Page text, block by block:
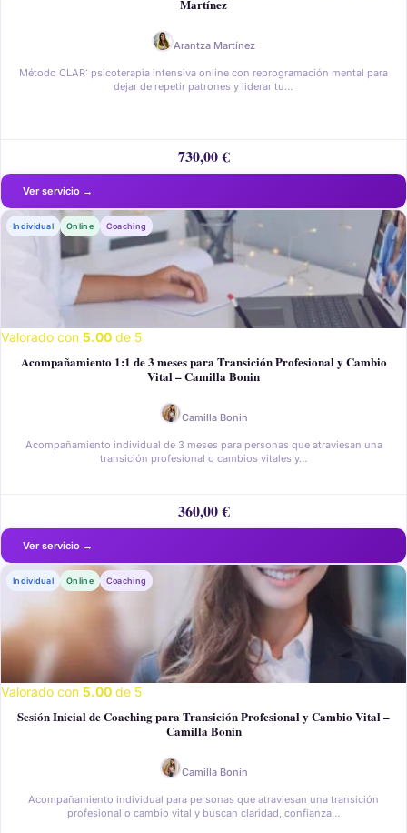
Martínez
Arantza Martínez
730,00€
Método CLAR: psicoterapia intensiva online con reprogramación mental para
dejar de repetir patrones y liderar tu…
Individual Online Coaching
Acompañamiento 1:1 de 3 meses para Transición Profesional y Cambio
Vital – Camilla Bonin
Valorado con 5.00 de 5
Camilla Bonin
360,00€
Acompañamiento individual de 3 meses para personas que atraviesan una
transición profesional o cambios vitales y…
Individual Online Coaching
Sesión Inicial de Coaching para Transición Profesional y Cambio Vital –
Camilla Bonin
Valorado con 5.00 de 5
Camilla Bonin
Acompañamiento individual para personas que atraviesan una transición
profesional o cambio vital y buscan claridad, confianza…